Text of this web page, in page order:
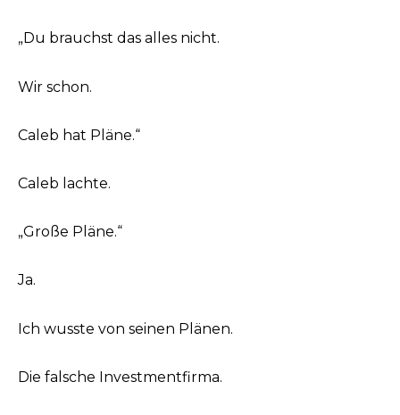
„Du brauchst das alles nicht.
Wir schon.
Caleb hat Pläne.“
Caleb lachte.
„Große Pläne.“
Ja.
Ich wusste von seinen Plänen.
Die falsche Investmentfirma.